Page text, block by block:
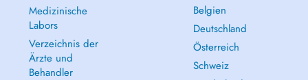
Medizinische
Labors
Verzeichnis der
Ärzte und
Behandler
Belgien
Deutschland
Österreich
Schweiz